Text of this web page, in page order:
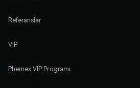
Referanslar
VIP
Phemex VIP Programı